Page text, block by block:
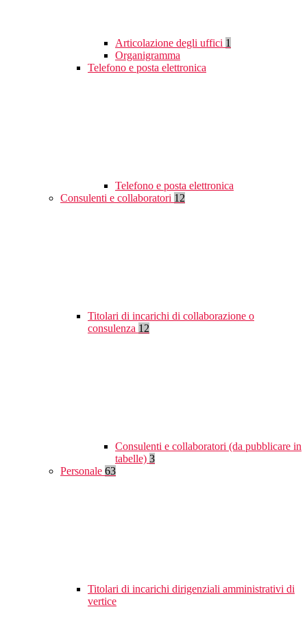
Articolazione degli uffici 1
Organigramma
Telefono e posta elettronica
Telefono e posta elettronica
Consulenti e collaboratori 12
Titolari di incarichi di collaborazione o
consulenza 12
Consulenti e collaboratori (da pubblicare in
tabelle) 3
Personale 63
Titolari di incarichi dirigenziali amministrativi di
vertice